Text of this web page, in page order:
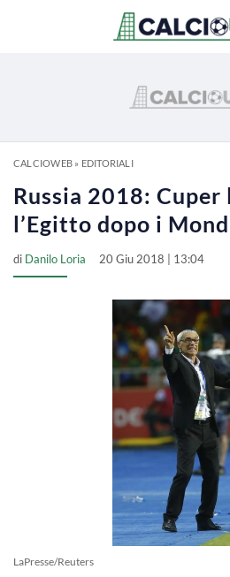
CALCIOWEB» EDITORIALI
Russia 2018: Cuper
l’Egitto dopo i
di Danilo Loria 20 Giu 2018 | 13:04
LaPresse/Reuters